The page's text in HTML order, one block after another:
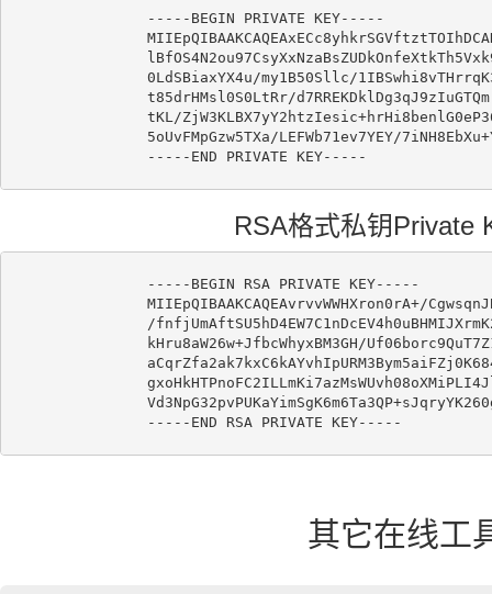
-----BEGIN PRIVATE KEY-----
0LdSBiaxYX4u/my1B50Sllc/
t85drHMsl0S0LtRr/
tKL/
5oUvFMpGzw5TXa/LEFWb71ev7YEY/
RSA格式私钥Private
-----BEGIN RSA PRIVATE KEY-----
MIIEpQIBAAKCAQEAvrvvWWHXron0rA+/
/
kHru8aW26w+JfbcWhyxBM3GH/
其它在线工